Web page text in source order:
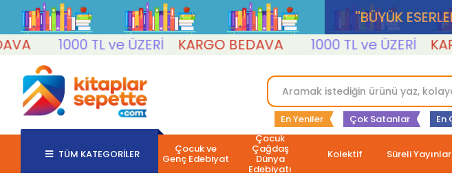
''BÜYÜK
1000 TL ve ÜZERİ KARGO BEDAVA 1000 TL ve ÜZERİ
En Yeniler Çok Satanlar En
TÜM KATEGORİLER Çocuk ve
Genç Edebiyat
Çocuk
Çağdaş
Dünya
Edebiyatı
Kolektif Süreli Yayınlar